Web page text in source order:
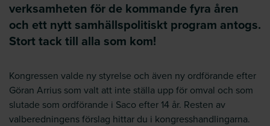
verksamheten för de kommande fyra åren
och ett nytt samhällspolitiskt program antogs.
Stort tack till alla som kom!
Kongressen valde ny styrelse och även ny ordförande efter
Göran Arrius som valt att inte ställa upp för omval och som
slutade som ordförande i Saco efter 14 år. Resten av
valberedningens förslag hittar du i kongresshandlingarna.